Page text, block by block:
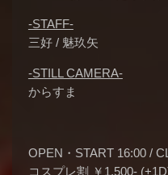
-STAFF-
三好 / 魅玖矢
-STILL CAMERA-
からすま
OPEN・START 16:00 /
コスプレ割 ￥1,500-